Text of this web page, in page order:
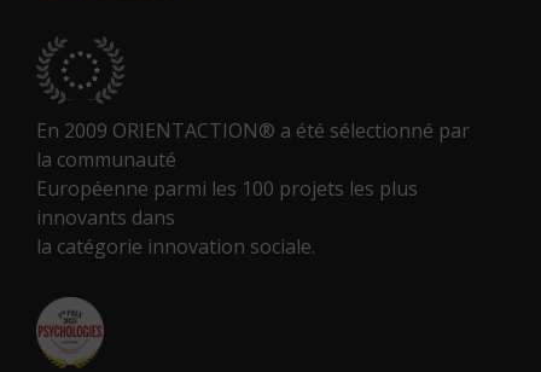
En 2009 ORIENTACTION® a été sélectionné par
la communauté
Européenne parmi les 100 projets les plus
innovants dans
la catégorie innovation sociale.